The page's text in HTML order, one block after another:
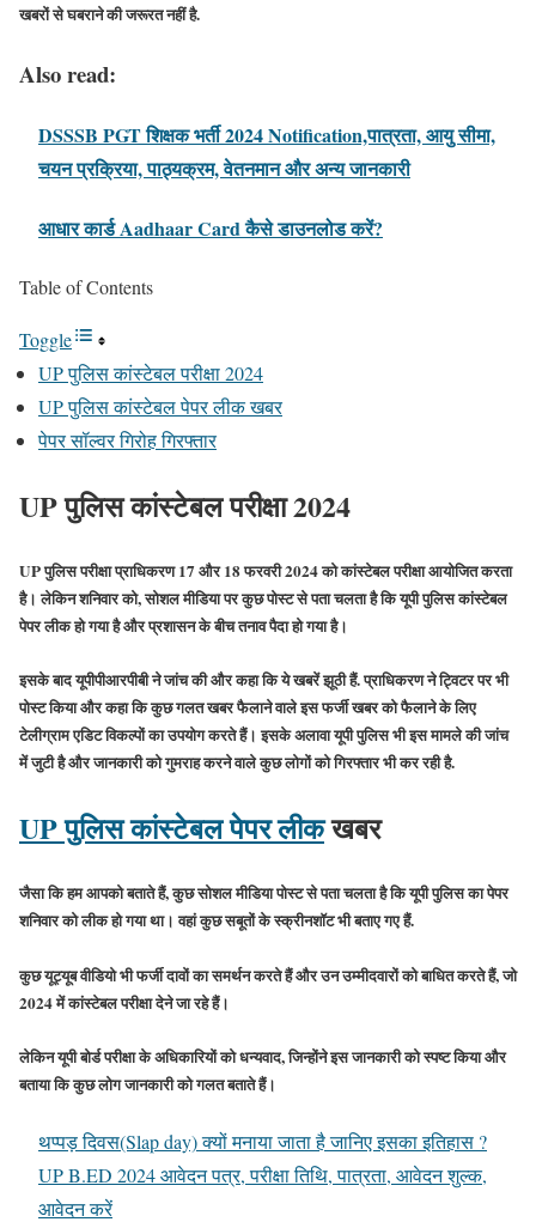
खबरों से घबराने की जरूरत नहीं है.
Also read:
DSSSB PGT शिक्षक भर्ती 2024 Notification,पात्रता, आयु सीमा,
चयन प्रक्रिया, पाठ्यक्रम, वेतनमान और अन्य जानकारी
आधार कार्ड Aadhaar Card कैसे डाउनलोड करें?
Table of Contents
Toggle
UP पुलिस कांस्टेबल परीक्षा 2024
UP पुलिस कांस्टेबल पेपर लीक खबर
पेपर सॉल्वर गिरोह गिरफ्तार
UP पुलिस कांस्टेबल परीक्षा 2024
UP पुलिस परीक्षा प्राधिकरण 17 और 18 फरवरी 2024 को कांस्टेबल परीक्षा आयोजित करता
है। लेकिन शनिवार को, सोशल मीडिया पर कुछ पोस्ट से पता चलता है कि यूपी पुलिस कांस्टेबल
पेपर लीक हो गया है और प्रशासन के बीच तनाव पैदा हो गया है।
इसके बाद यूपीपीआरपीबी ने जांच की और कहा कि ये खबरें झूठी हैं. प्राधिकरण ने ट्विटर पर भी
पोस्ट किया और कहा कि कुछ गलत खबर फैलाने वाले इस फर्जी खबर को फैलाने के लिए
टेलीग्राम एडिट विकल्पों का उपयोग करते हैं। इसके अलावा यूपी पुलिस भी इस मामले की जांच
में जुटी है और जानकारी को गुमराह करने वाले कुछ लोगों को गिरफ्तार भी कर रही है.
UP पुलिस कांस्टेबल पेपर लीकखबर
जैसा कि हम आपको बताते हैं, कुछ सोशल मीडिया पोस्ट से पता चलता है कि यूपी पुलिस का पेपर
शनिवार को लीक हो गया था। वहां कुछ सबूतों के स्क्रीनशॉट भी बताए गए हैं.
कुछ यूट्यूब वीडियो भी फर्जी दावों का समर्थन करते हैं और उन उम्मीदवारों को बाधित करते हैं, जो
2024 में कांस्टेबल परीक्षा देने जा रहे हैं।
लेकिन यूपी बोर्ड परीक्षा के अधिकारियों को धन्यवाद, जिन्होंने इस जानकारी को स्पष्ट किया और
बताया कि कुछ लोग जानकारी को गलत बताते हैं।
थप्पड़ दिवस(Slap day) क्यों मनाया जाता है जानिए इसका इतिहास ?
UP B.ED 2024 आवेदन पत्र, परीक्षा तिथि, पात्रता, आवेदन शुल्क,
आवेदन करें